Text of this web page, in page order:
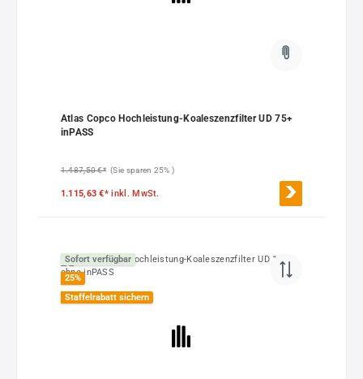
Atlas Copco Hochleistung-Koaleszenzfilter UD 75+
inPASS
1.487,50 €* (Sie sparen 25% )
1.115,63 €*inkl. MwSt.
Sofort verfügbar
25%
Staffelrabatt sichern